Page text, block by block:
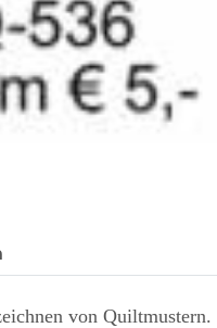
von Quiltmustern.